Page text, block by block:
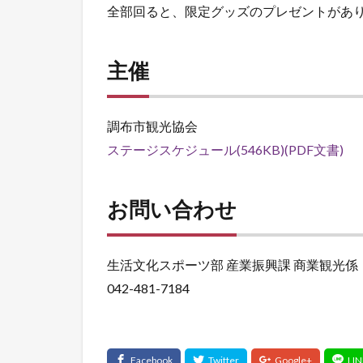
全部回ると、限定グッズのプレゼントがあ
主催
調布市観光協会
ステージスケジュール(546KB)(PDF文書)
お問い合わせ
生活文化スポーツ部 産業振興課 商業観光係
042-481-7184